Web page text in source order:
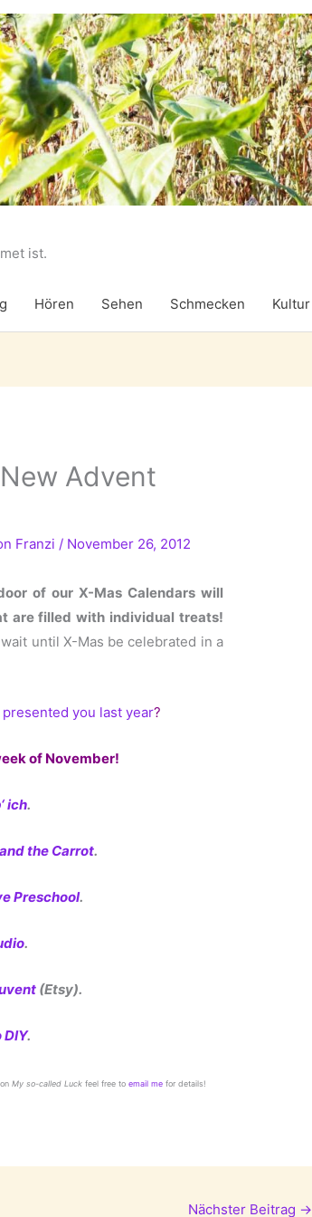
ist.
Hören Sehen Schmecken Kultur
Advent
Franzi / November 26, 2012
of our X-Mas Calendars will
are filled with individual treats!
until X-Mas be celebrated in a
you last year?
of November!
ich.
the Carrot.
Preschool.
.
(Etsy).
DIY.
My so-called Luckfeel free toemail me for details!
Nächster Beitrag →